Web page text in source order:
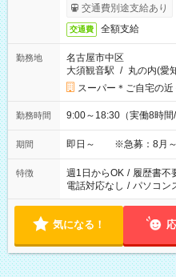
交通費別途支給あり
交通費 全額支給
勤務地
名古屋市中区
大須観音駅 / 丸の内(愛
スーパー＊ご自宅の近
勤務時間 9:00～18:30（実働8時間/
期間 即日～ ※急募：8月～9
特徴 週1日からOK / 履歴書不
電話対応なし / パソコン
気になる！